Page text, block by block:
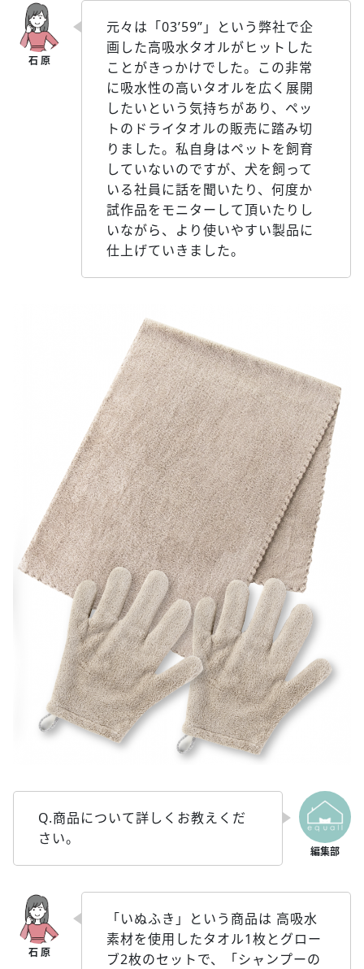
元々は「03’59”」という弊社で企
画した高吸水タオルがヒットした
ことがきっかけでした。この非常
に吸水性の高いタオルを広く展開
したいという気持ちがあり、ペッ
トのドライタオルの販売に踏み切
りました。私自身はペットを飼育
していないのですが、犬を飼って
いる社員に話を聞いたり、何度か
試作品をモニターして頂いたりし
いながら、より使いやすい製品に
仕上げていきました。
Q.商品について詳しくお教えくだ
さい。
「いぬふき」という商品は 高吸水
素材を使用したタオル1枚とグロー
ブ2枚のセットで、「シャンプーの